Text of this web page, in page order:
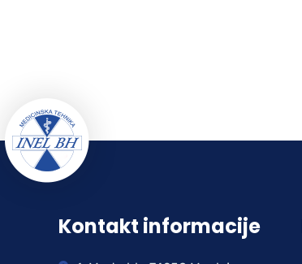
Kontakt informacije